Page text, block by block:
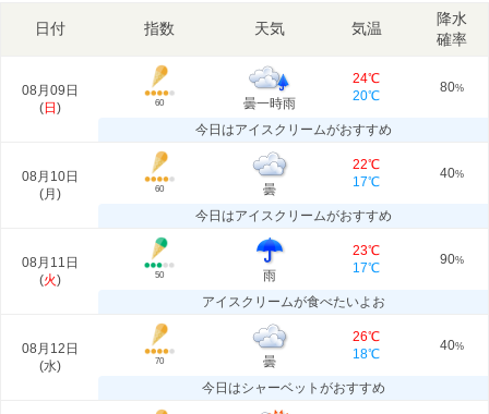
日付 指数 天気 気温
降水
確率
08月09日
(日 ) 60 曇一時雨
24℃
20℃
80%
今日はアイスクリームがおすすめ
08月10日
(月 ) 60 曇
22℃
17℃
40%
今日はアイスクリームがおすすめ
08月11日
(火) 50 雨
23℃
17℃
90%
アイスクリームが食べたいよお
08月12日
(水) 70 曇
26℃
18℃
40%
今日はシャーベットがおすすめ